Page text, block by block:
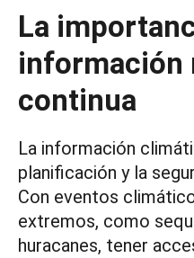
La
información
continua
La información
planificación y la
Con eventos
extremos, como
huracanes, tener